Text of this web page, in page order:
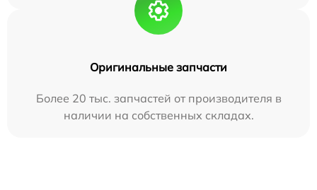
Оригинальные запчасти
Более 20 тыс. запчастей от производителя в
наличии на собственных складах.